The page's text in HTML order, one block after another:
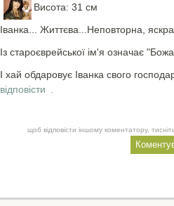
Висота: 31 см
Іванка... Життєва...Неповторна,
Із староєврейської ім'я означає
І хай обдаровує Іванка свого
відповісти
щоб відповісти іншому коментатору,